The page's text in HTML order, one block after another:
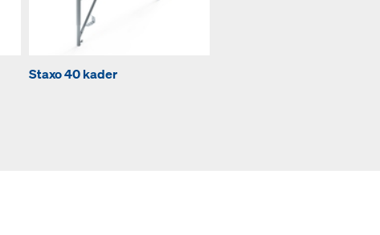
Staxo 40 kader